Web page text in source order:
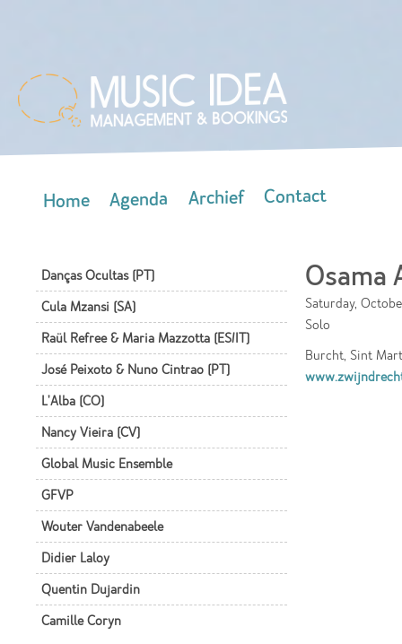
Home Agenda Archief Contact
Danças Ocultas (PT)
Cula Mzansi (SA)
Raül Refree & Maria Mazzotta (ES/IT)
José Peixoto & Nuno Cintrao (PT)
L'Alba (CO)
Nancy Vieira (CV)
Global Music Ensemble
GFVP
Wouter Vandenabeele
Didier Laloy
Quentin Dujardin
Camille Coryn
Osama
Saturday,
Solo
Burcht, Sint